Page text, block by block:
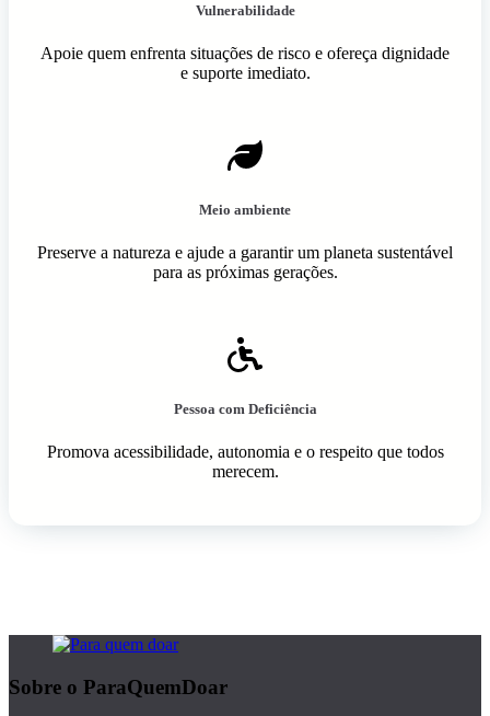
Vulnerabilidade
Apoie quem enfrenta situações de risco e ofereça dignidade
e suporte imediato.
Meio ambiente
Preserve a natureza e ajude a garantir um planeta sustentável
para as próximas gerações.
Pessoa com Deficiência
Promova acessibilidade, autonomia e o respeito que todos
merecem.
Sobre o ParaQuemDoar